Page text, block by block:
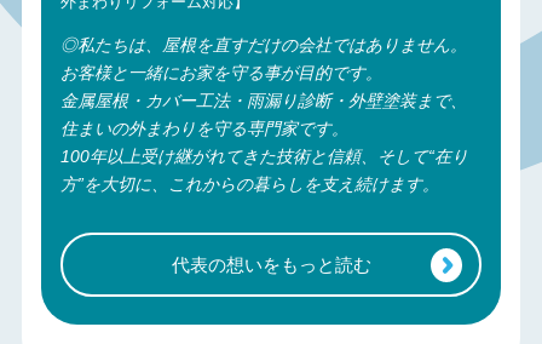
◎私たちは、屋根を直すだけの会社ではありません。
お客様と一緒にお家を守る事が目的です。
金属屋根・カバー工法・雨漏り診断・外壁塗装まで、
住まいの外まわりを守る専門家です。
100年以上受け継がれてきた技術と信頼、そして“在り
方”を大切に、これからの暮らしを支え続けます。
代表の想いをもっと読む